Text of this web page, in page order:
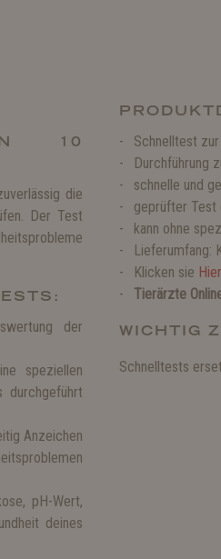
10
die
Der Test
der
speziellen
durchgeführt
Anzeichen
pH-Wert,
deines
Schnelltest
Durchführung
schnelle und
geprüfter Test
kann ohne
Lieferumfang:
Klicken sie Hier
Tierärzte
WICHTIG
Schnelltests